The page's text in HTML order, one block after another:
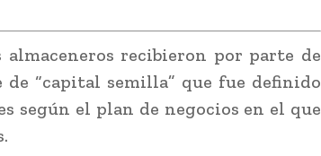
recibieron por parte de
de “capital semilla” que fue definido
según el plan de negocios en el que